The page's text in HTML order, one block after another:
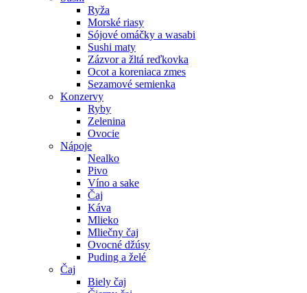
Ryža
Morské riasy
Sójové omáčky a wasabi
Sushi maty
Zázvor a žltá reďkovka
Ocot a koreniaca zmes
Sezamové semienka
Konzervy
Ryby
Zelenina
Ovocie
Nápoje
Nealko
Pivo
Víno a sake
Čaj
Káva
Mlieko
Mliečny čaj
Ovocné džúsy
Puding a želé
Čaj
Biely čaj